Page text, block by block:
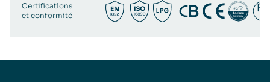
Certifications
et conformité